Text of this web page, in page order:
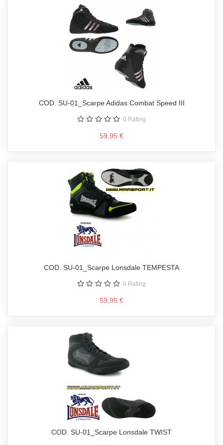
COD. SU-01_Scarpe Adidas Combat Speed III
0 Rating
59,95 €
COD. SU-01_Scarpe Lonsdale TEMPESTA
0 Rating
59,95 €
COD. SU-01_Scarpe Lonsdale TWIST